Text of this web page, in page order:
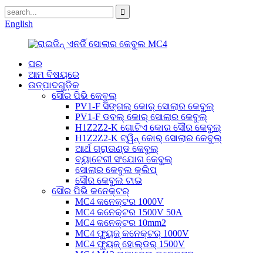
English
ଘର
ଆମ ବିଷୟରେ
ଉତ୍ପାଦଗୁଡ଼ିକ
ସୌର ପିଭି କେବୁଲ୍
PV1-F ସିଙ୍ଗଲ୍ କୋର୍ ସୋଲାର କେବୁଲ୍
PV1-F ଡବଲ୍ କୋର୍ ସୋଲାର କେବୁଲ୍
H1Z2Z2-K ଗୋଟିଏ କୋର ସୌର କେବୁଲ୍
H1Z2Z2-K ଟ୍ୱିନ୍ କୋର୍ ସୋଲାର କେବୁଲ୍
ଆର୍ଥ ଗ୍ରାଉଣ୍ଡ କେବୁଲ୍
ବ୍ୟାଟେରୀ ସଂଯୋଗ କେବୁଲ୍
ସୋଲାର କେବୁଲ କ୍ଲିପ୍
ସୌର କେବୁଲ ଟାଇ
ସୌର ପିଭି କନେକ୍ଟର୍
MC4 କନେକ୍ଟର 1000V
MC4 କନେକ୍ଟର 1500V 50A
MC4 କନେକ୍ଟର 10mm2
MC4 ଫ୍ୟୁଜ୍ କନେକ୍ଟର୍ 1000V
MC4 ଫ୍ୟୁଜ୍ ହୋଲ୍ଡର୍ 1500V